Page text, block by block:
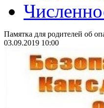
Памятка для родителей об
03.09.2019 10:00